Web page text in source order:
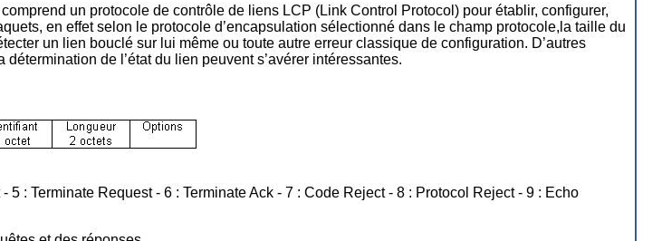
un protocole de contrôle de liens LCP (Link Control Protocol) pour établir, configurer,
en effet selon le protocole d’encapsulation sélectionné dans le champ protocole,la taille du
un lien bouclé sur lui même ou toute autre erreur classique de configuration. D’autres
de l’état du lien peuvent s’avérer intéressantes.
: Terminate Request - 6 : Terminate Ack - 7 : Code Reject - 8 : Protocol Reject - 9 : Echo